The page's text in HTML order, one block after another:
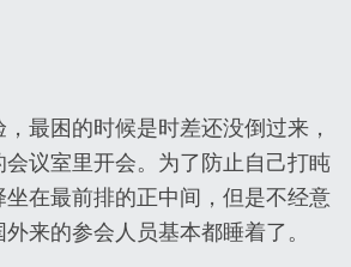
最困的时候是时差还没倒过来，
议室里开会。为了防止自己打盹
坐在最前排的正中间，但是不经意
来的参会人员基本都睡着了。